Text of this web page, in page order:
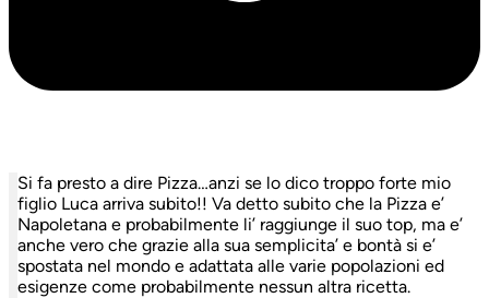
Si fa presto a dire Pizza…anzi se lo dico troppo forte mio
figlio Luca arriva subito!! Va detto subito che la Pizza e’
Napoletana e probabilmente li’ raggiunge il suo top, ma e’
anche vero che grazie alla sua semplicita’ e bontà si e’
spostata nel mondo e adattata alle varie popolazioni ed
esigenze come probabilmente nessun altra ricetta.